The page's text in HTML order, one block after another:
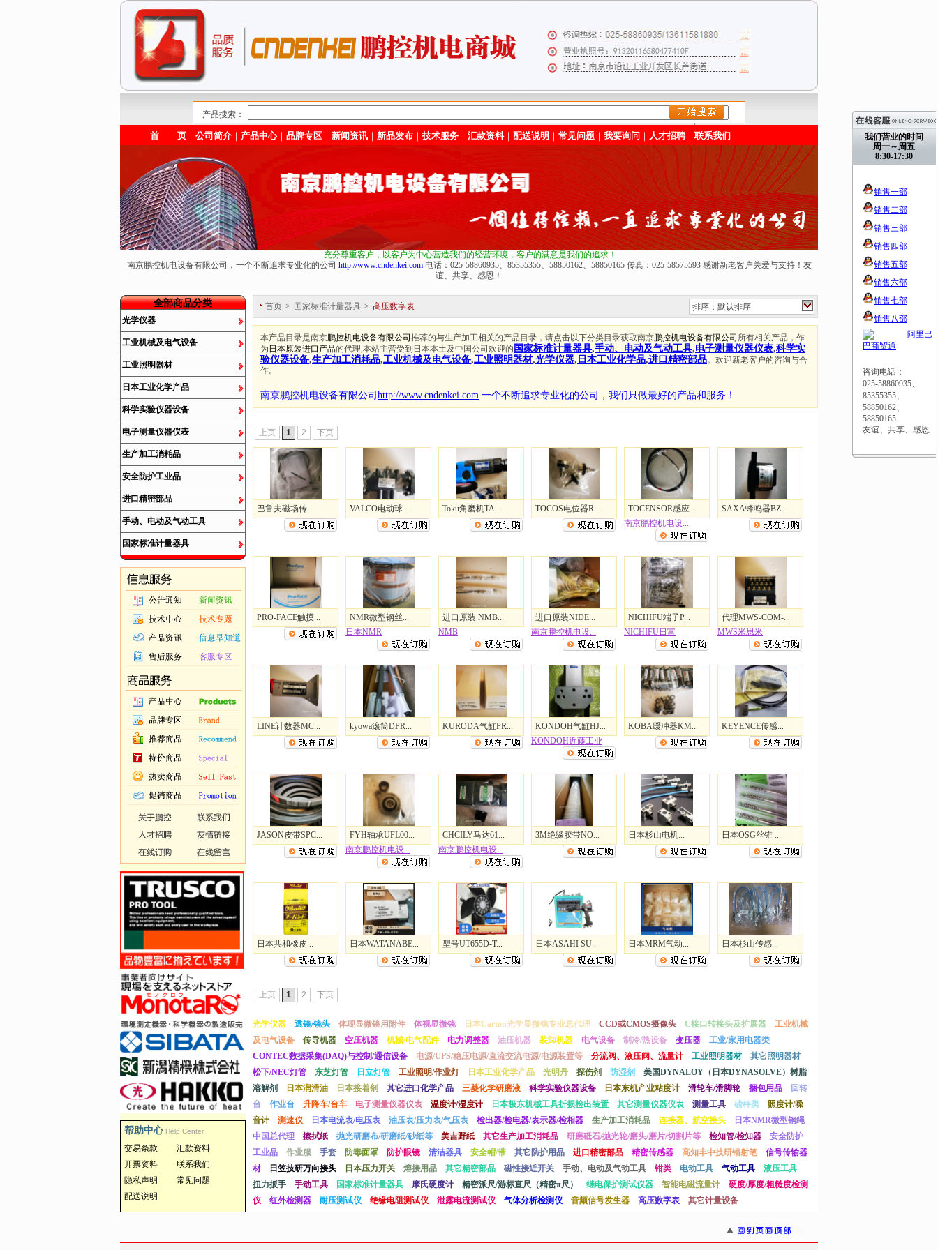
我们营业的时间
周一～周五
8:30-17:30
销售一部
销售二部
销售三部
销售四部
销售五部
销售六部
销售七部
销售八部
阿里巴
巴商贸通
咨询电话：
025-58860935、
85355355、
58850162、
58850165
友谊、共享、感恩
产品搜索：
/>
首 页｜ 公司简介｜ 产品中心｜ 品牌专区｜ 新闻资讯｜ 新品发布｜ 技术服务｜ 汇款资料｜ 配送说明 ｜ 常见问题｜ 我要询问 ｜ 人才招聘｜ 联系我们
充分尊重客户，以客户为中心营造我们的经营环境，客户的满意是我们的追求！
南京鹏控机电设备有限公司，一个不断追求专业化的公司 http://www.cndenkei.com电话：025-58860935、85355355、58850162、58850165 传真：025-58575593 感谢新老客户关爱与支持！友
谊、共享、感恩！
全部商品分类
光学仪器
工业机械及电气设备
工业照明器材
日本工业化学产品
科学实验仪器设备
电子测量仪器仪表
生产加工消耗品
安全防护工业品
进口精密部品
手动、电动及气动工具
国家标准计量器具
帮助中心 Help Center
交易条款
汇款资料
开票资料
联系我们
隐私声明
常见问题
配送说明
首页 > 国家标准计量器具 > 高压数字表 排序：默认排序
本产品目录是南京鹏控机电设备有限公司 推荐的与生产加工相关的产品目录，请点击以下分类目录获取南京鹏控机电设备有限公司 所有相关产品，作
为 日本原装进口产品的代理,本站主营受到日本本土及中国公司欢迎的 国家标准计量器具,手动、电动及气动工具,电子测量仪器仪表,科学实
验仪器设备,生产加工消耗品,工业机械及电气设备,工业照明器材,光学仪器, 日本工业化学品,进口精密部品。欢迎新老客户的咨询与合
作。
南京鹏控机电设备有限公司http://www.cndenkei.com 一个不断追求专业化的公司， 我们只做最好的产品和服务！
上页 1 2 下页
巴鲁夫磁场传... VALCO电动球... Toku角磨机TA... TOCOS电位器R...
TOCENSOR感应...
南京鹏控机电设...
SAXA蜂鸣器BZ...
PRO-FACE触摸...
NMR微型钢丝...
日本NMR
进口原装 NMB...
NMB
进口原装NIDE...
南京鹏控机电设...
NICHIFU端子P...
NICHIFU日富
代理MWS-COM-...
MWS米思米
LINE计数器MC... kyowa滚筒DPR... KURODA气缸PR...
KONDOH气缸HJ...
KONDOH近藤工业
KOBA缓冲器KM... KEYENCE传感...
JASON皮带SPC...
FYH轴承UFL00...
南京鹏控机电设...
CHCILY马达61...
南京鹏控机电设...
3M绝缘胶带NO... 日本杉山电机... 日本OSG丝锥 ...
日本共和橡皮... 日本WATANABE... 型号UT655D-T... 日本ASAHI SU... 日本MRM气动... 日本杉山传感...
上页 1 2 下页
光学仪器 透镜/镜头 体现显微镜用附件 体视显微镜 日本Carton光学显微镜专业总代理 CCD或CMOS摄像头 C接口转接头及扩展器
工业机械
及电气设备
传导机器 空压机器 机械/电气配件 电力调整器 油压机器 装卸机器 电气设备 制冷/热设备 变压器
工业/家用电器类
CONTEC数据采集(DAQ)与控制/通信设备
电源/UPS/稳压电源/直流交流电源/电源装置等 分流阀、液压阀、流量计 工业照明器材
其它照明器材
松下/NEC灯管
东芝灯管 日立灯管 工业照明/作业灯 日本工业化学产品 光明丹 探伤剂 防湿剂
美国DYNALOY（日本DYNASOLVE）树脂
溶解剂
日本润滑油 日本接着剂 其它进口化学产品 三菱化学研磨液 科学实验仪器设备 日本东机产业粘度计 滑轮车/滑脚轮 捆包用品
回转
台
作业台 升降车/台车 电子测量仪器仪表 温度计/湿度计 日本极东机械工具折损检出装置 其它测量仪器仪表 测量工具 磅秤类
照度计/噪
音计
测速仪 日本电流表/电压表 油压表/压力表/气压表 检出器/检电器/表示器/检相器 生产加工消耗品 连接器、航空接头
日本NMR微型钢绳
中国总代理
擦拭纸 抛光研磨布/研磨纸/砂纸等 美吉野纸 其它生产加工消耗品 研磨砥石/抛光轮/磨头/磨片/切割片等 检知管/检知器
安全防护
工业品
作业服 手套 防毒面罩 防护眼镜 清洁器具 安全帽/带 其它防护用品 进口精密部品 精密传感器 高知丰中技研镭射笔
信号传输器
材
日笠技研万向接头 日本压力开关 熔接用品 其它精密部品 磁性接近开关 手动、电动及气动工具 钳类 电动工具 气动工具
液压工具
扭力扳手
手动工具 国家标准计量器具 摩氏硬度计 精密派尺/游标直尺（精密π尺） 继电保护测试仪器 智能电磁流量计
硬度/厚度/粗糙度检测
仪
红外检测器 耐压测试仪 绝缘电阻测试仪 泄露电流测试仪 气体分析检测仪 音频信号发生器 高压数字表 其它计量设备